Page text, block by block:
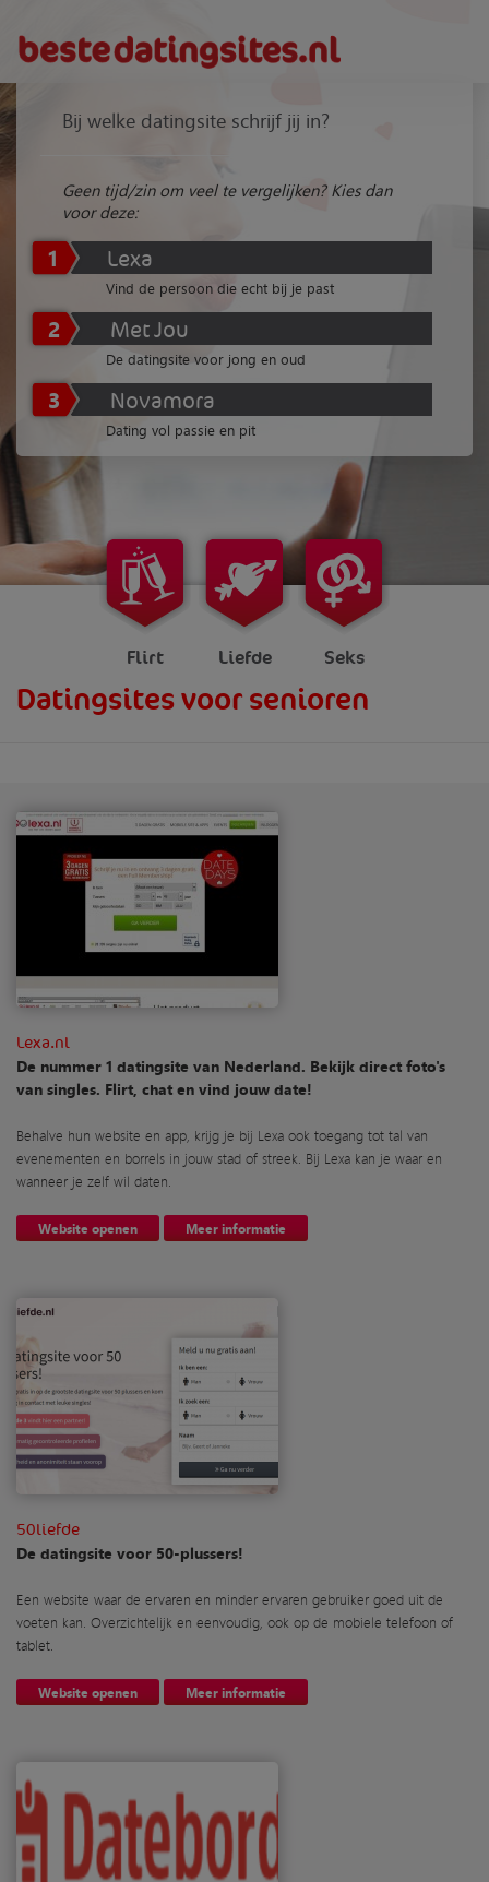
Bij welke datingsite schrijf jij in?
Geen tijd/zin om veel te vergelijken? Kies dan
voor deze:
1 Lexa
Vind de persoon die echt bij je past
2 Met Jou
De datingsite voor jong en oud
3 Novamora
Dating vol passie en pit
Flirt Liefde Seks
Datingsites voor senioren
Lexa.nl
De nummer 1 datingsite van Nederland. Bekijk direct foto's
van singles. Flirt, chat en vind jouw date!
Behalve hun website en app, krijg je bij Lexa ook toegang tot tal van
evenementen en borrels in jouw stad of streek. Bij Lexa kan je waar en
wanneer je zelf wil daten.
Website openen Meer informatie
50liefde
De datingsite voor 50-plussers!
Een website waar de ervaren en minder ervaren gebruiker goed uit de
voeten kan. Overzichtelijk en eenvoudig, ook op de mobiele telefoon of
tablet.
Website openen Meer informatie